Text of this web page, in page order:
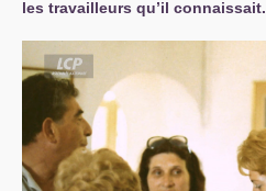
les travailleurs qu’il connaissait.